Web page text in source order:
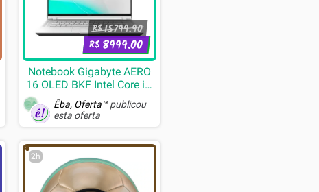
R$15799.90
R$ 8999.00
Notebook Gigabyte AERO
16 OLED BKF Intel Core i7-
13700H, 16GB RAM,
GeForce RTX 4060, 1TB
SSD, 16", W11 Home, Cinza
73BR994SH
Êba, Oferta™publicou
esta oferta
2h